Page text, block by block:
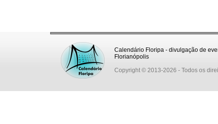
Calendário Floripa - divulgação de
Florianópolis
Copyright © 2013-2026 - Todos os